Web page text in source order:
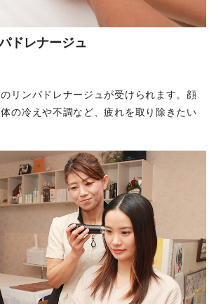
ドレナージュ
リンパドレナージュが受けられます。顔
の冷えや不調など、疲れを取り除きたい